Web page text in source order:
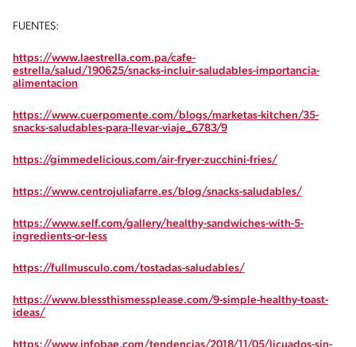
FUENTES:
https://www.laestrella.com.pa/cafe-
estrella/salud/190625/snacks-incluir-saludables-importancia-
alimentacion
https://www.cuerpomente.com/blogs/marketas-kitchen/35-
snacks-saludables-para-llevar-viaje_6783/9
https://gimmedelicious.com/air-fryer-zucchini-fries/
https://www.centrojuliafarre.es/blog/snacks-saludables/
https://www.self.com/gallery/healthy-sandwiches-with-5-
ingredients-or-less
https://fullmusculo.com/tostadas-saludables/
https://www.blessthismessplease.com/9-simple-healthy-toast-
ideas/